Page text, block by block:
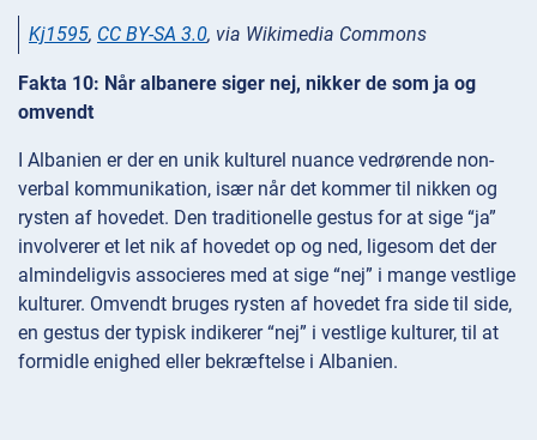
Kj1595, CC BY-SA 3.0, via Wikimedia Commons
Fakta 10: Når albanere siger nej, nikker de som ja og
omvendt
I Albanien er der en unik kulturel nuance vedrørende non-
verbal kommunikation, især når det kommer til nikken og
rysten af hovedet. Den traditionelle gestus for at sige “ja”
involverer et let nik af hovedet op og ned, ligesom det der
almindeligvis associeres med at sige “nej” i mange vestlige
kulturer. Omvendt bruges rysten af hovedet fra side til side,
en gestus der typisk indikerer “nej” i vestlige kulturer, til at
formidle enighed eller bekræftelse i Albanien.